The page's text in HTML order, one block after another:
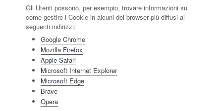
Gli Utenti possono, per esempio, trovare informazioni su
come gestire i Cookie in alcuni dei browser più diffusi ai
seguenti indirizzi:
Google Chrome
Mozilla Firefox
Apple Safari
Microsoft Internet Explorer
Microsoft Edge
Brave
Opera